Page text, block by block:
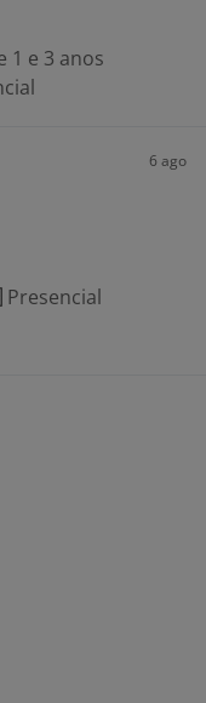
1 e 3 anos
6 ago
Presencial